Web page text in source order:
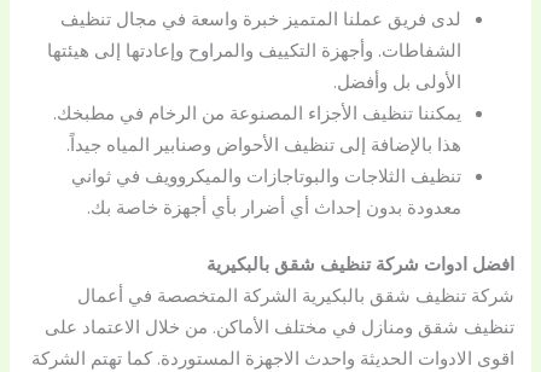
لدى فريق عملنا المتميز خبرة واسعة في مجال تنظيف
الشفاطات. وأجهزة التكييف والمراوح وإعادتها إلى هيئتها
الأولى بل وأفضل.
يمكننا تنظيف الأجزاء المصنوعة من الرخام في مطبخك.
هذا بالإضافة إلى تنظيف الأحواض وصنابير المياه جيداً.
تنظيف الثلاجات والبوتاجازات والميكروويف في ثواني
معدودة بدون إحداث أي أضرار بأي أجهزة خاصة بك.
افضل ادوات شركة تنظيف شقق بالبكيرية
شركة تنظيف شقق بالبكيرية الشركة المتخصصة في أعمال
تنظيف شقق ومنازل في مختلف الأماكن. من خلال الاعتماد على
اقوى الادوات الحديثة واحدث الاجهزة المستوردة. كما تهتم الشركة